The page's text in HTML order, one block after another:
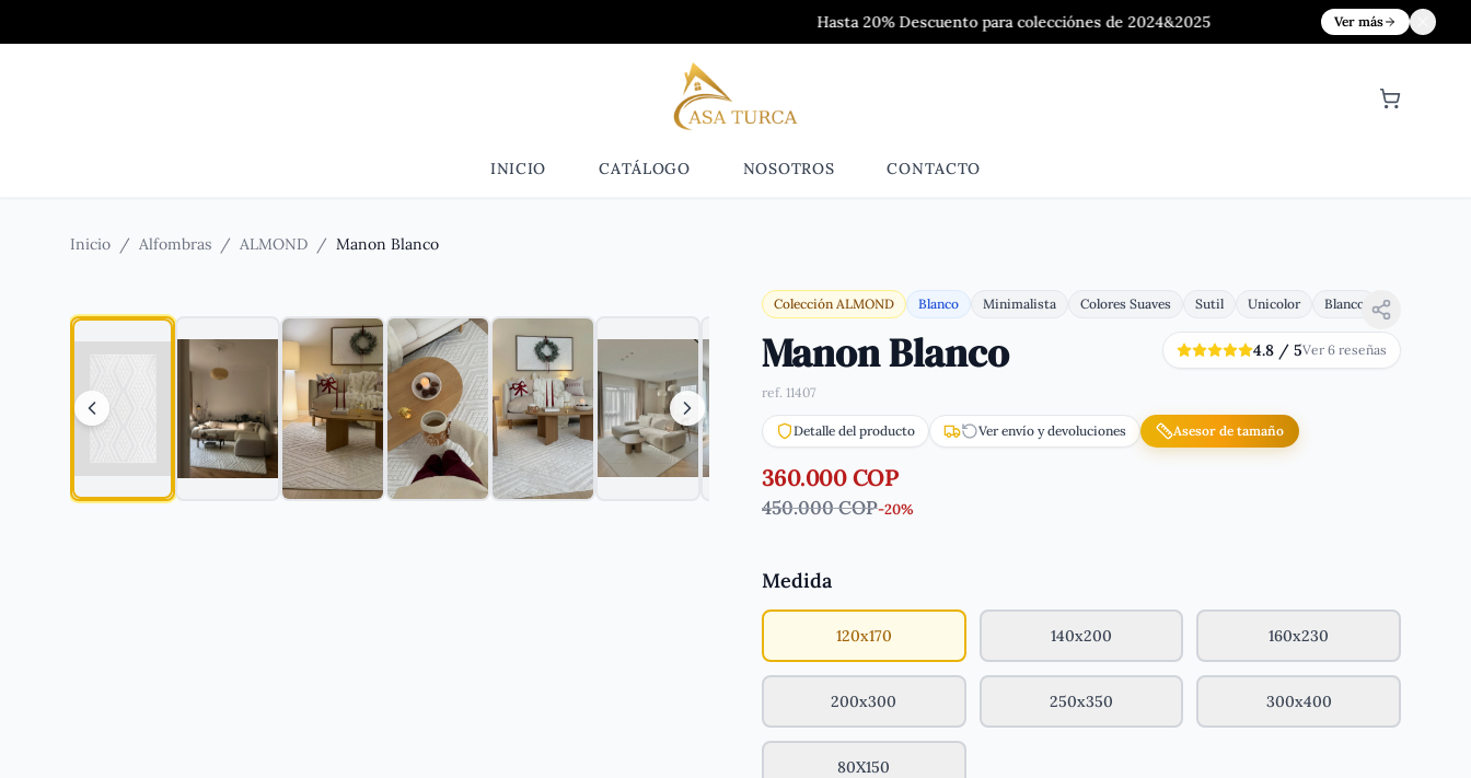
Hasta 20% Descuento para colecciónes de 2024&2025 Ver más
INICIO CATÁLOGO NOSOTROS CONTACTO
Inicio / Alfombras / ALMOND / Manon Blanco
Colección ALMOND Blanco Minimalista Colores Suaves Sutil Unicolor Blanco
Manon Blanco 4.8 / 5Ver 6 reseñas
ref. 11407
Detalle del producto Ver envío y devoluciones Asesor de tamaño
360.000 COP
450.000 COP-20%
Medida
120x170 140x200 160x230
200x300 250x350 300x400
80X150